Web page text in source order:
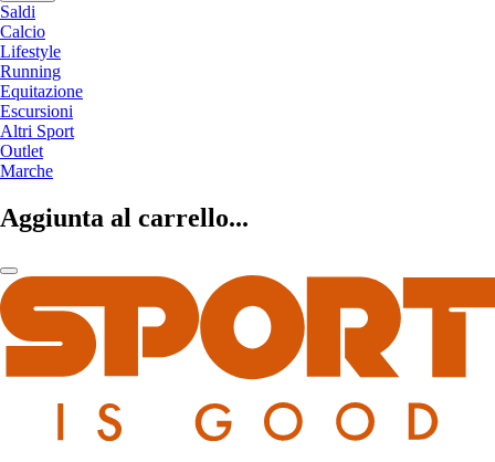
Saldi
Calcio
Lifestyle
Running
Equitazione
Escursioni
Altri Sport
Outlet
Marche
Aggiunta al carrello...